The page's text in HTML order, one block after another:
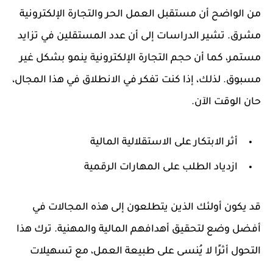
من الواضح أن مستقبل العمل الحر والتجارة الإلكترونية
مشرق. تشير الدراسات إلى أن عدد المستقلين في تزايد
مستمر، كما أن حجم التجارة الإلكترونية ينمو بشكل غير
مسبوق. لذلك، إذا كنت تفكر في الانطلاق في هذا المجال،
حان الوقت الآن.
أثر الابتكار على الاستقلالية المالية
ازدياد الطلب على المهارات الرقمية
قد يكون أولئك الذين يتطلعون إلى هذه المجالات في
أفضل وضع لتحقيق أهدافهم المالية والمهنية. ترك هذا
التحول أثرًا لا يُنسى على طبيعة العمل، مع تسهيلات